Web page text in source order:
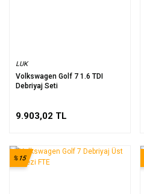
LUK
Volkswagen Golf 7 1.6 TDI
Debriyaj Seti
9.903,02 TL
%15